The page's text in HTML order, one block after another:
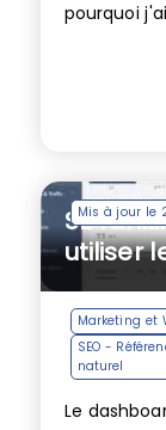
pourquoi
Mis à jour le
SE
utiliser
Marketing et
SEO -
naturel
Le